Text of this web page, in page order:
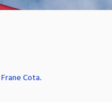
Frane Cota.